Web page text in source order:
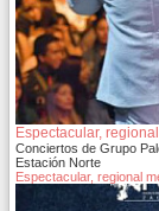
Espectacular,
Conciertos de Grupo
Estación Norte
Espectacular, regional